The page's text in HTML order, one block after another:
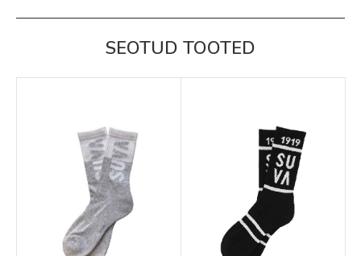
SEOTUD TOOTED